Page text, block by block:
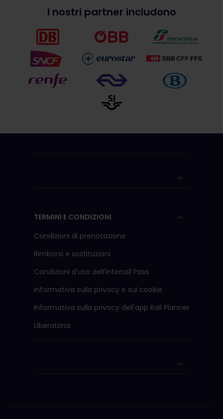
I nostri partner includono
TERMINI E CONDIZIONI
Condizioni di prenotazione
Rimborsi e sostituzioni
Condizioni d'uso delI'Interrail Pass
Informativa sulla privacy e sui cookie
Informativa sulla privacy dell'app Rail Planner
Liberatoria